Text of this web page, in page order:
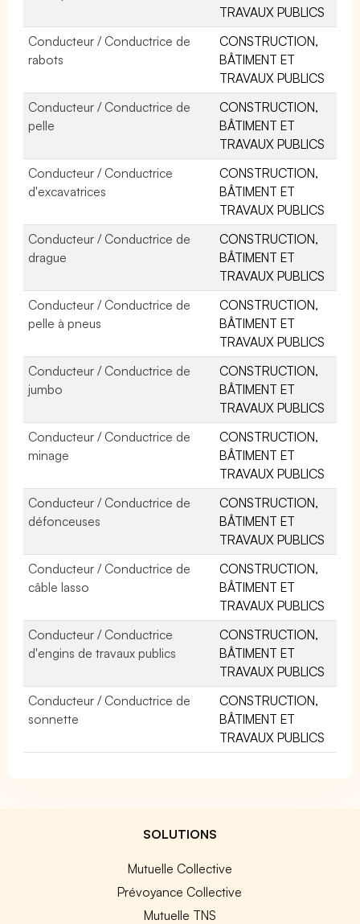
TRAVAUX PUBLICS
Conducteur / Conductrice de
rabots
CONSTRUCTION,
BÂTIMENT ET
TRAVAUX PUBLICS
Conducteur / Conductrice de
pelle
CONSTRUCTION,
BÂTIMENT ET
TRAVAUX PUBLICS
Conducteur / Conductrice
d'excavatrices
CONSTRUCTION,
BÂTIMENT ET
TRAVAUX PUBLICS
Conducteur / Conductrice de
drague
CONSTRUCTION,
BÂTIMENT ET
TRAVAUX PUBLICS
Conducteur / Conductrice de
pelle à pneus
CONSTRUCTION,
BÂTIMENT ET
TRAVAUX PUBLICS
Conducteur / Conductrice de
jumbo
CONSTRUCTION,
BÂTIMENT ET
TRAVAUX PUBLICS
Conducteur / Conductrice de
minage
CONSTRUCTION,
BÂTIMENT ET
TRAVAUX PUBLICS
Conducteur / Conductrice de
défonceuses
CONSTRUCTION,
BÂTIMENT ET
TRAVAUX PUBLICS
Conducteur / Conductrice de
câble lasso
CONSTRUCTION,
BÂTIMENT ET
TRAVAUX PUBLICS
Conducteur / Conductrice
d'engins de travaux publics
CONSTRUCTION,
BÂTIMENT ET
TRAVAUX PUBLICS
Conducteur / Conductrice de
sonnette
CONSTRUCTION,
BÂTIMENT ET
TRAVAUX PUBLICS
SOLUTIONS
Mutuelle Collective
Prévoyance Collective
Mutuelle TNS